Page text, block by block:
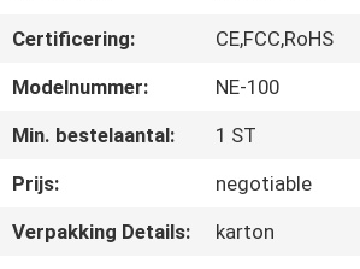
SHOW
ONS
FABRIEKSREIS
Certificering:
CE,FCC,RoHS
Modelnummer:
NE-100
Min. bestelaantal:
1 ST
Prijs:
negotiable
Verpakking Details:
karton